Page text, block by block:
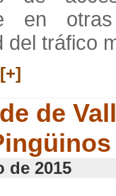
en
del tráfico
de
de 2015